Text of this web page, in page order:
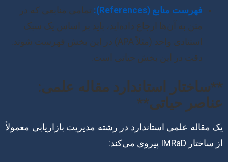
فهرست منابع (References):
تمامی منابعی که در
متن به آن‌ها ارجاع داده‌اید، باید بر اساس یک سبک
استنادی واحد (مثلاً APA) در این بخش فهرست شوند.
دقت در این بخش حیاتی است.
**ساختار استاندارد مقاله علمی:
عناصر حیاتی**
یک مقاله علمی استاندارد در رشته مدیریت بازاریابی معمولاً
از ساختار IMRaD پیروی می‌کند: